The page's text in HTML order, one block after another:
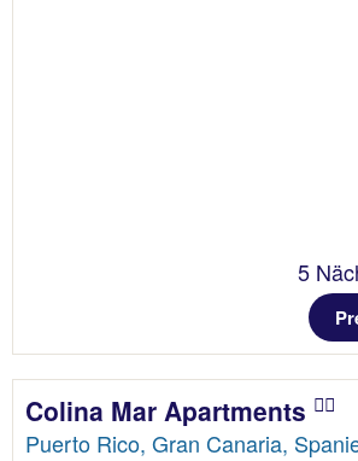
5
Colina Mar Apartments
Puerto Rico, Gran Canaria,